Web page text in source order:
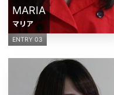
MARIA
マリア
ENTRY 03